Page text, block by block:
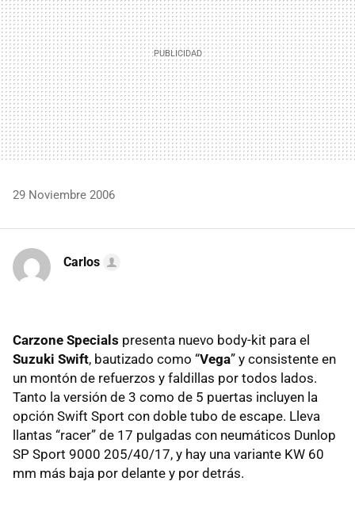
29 Noviembre 2006
Carlos
Carzone Specials presenta nuevo body-kit para el
Suzuki Swift, bautizado como “Vega” y consistente en
un montón de refuerzos y faldillas por todos lados.
Tanto la versión de 3 como de 5 puertas incluyen la
opción Swift Sport con doble tubo de escape. Lleva
llantas “racer” de 17 pulgadas con neumáticos Dunlop
SP Sport 9000 205/40/17, y hay una variante KW 60
mm más baja por delante y por detrás.